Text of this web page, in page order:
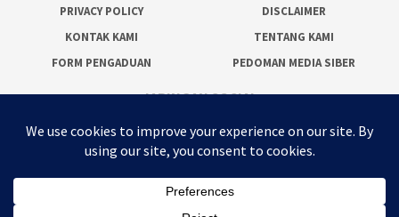
PRIVACY POLICY
DISCLAIMER
KONTAK KAMI
TENTANG KAMI
FORM PENGADUAN
PEDOMAN MEDIA SIBER
JARINGAN SOCIAL
Facebook
Twitter
WordPress
Instagram
Youtube
RSS